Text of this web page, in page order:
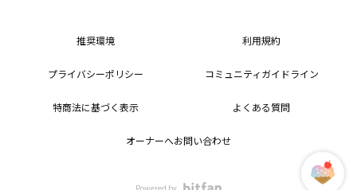
推奨環境 利用規約
プライバシーポリシー コミュニティガイドライン
特商法に基づく表示 よくある質問
オーナーへお問い合わせ